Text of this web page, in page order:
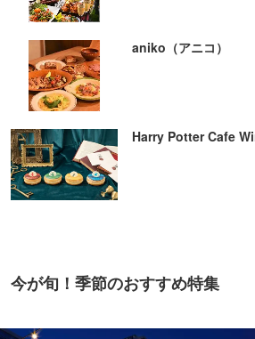
aniko（アニコ）
Harry Potter Cafe
今が旬！季節のおすすめ特集